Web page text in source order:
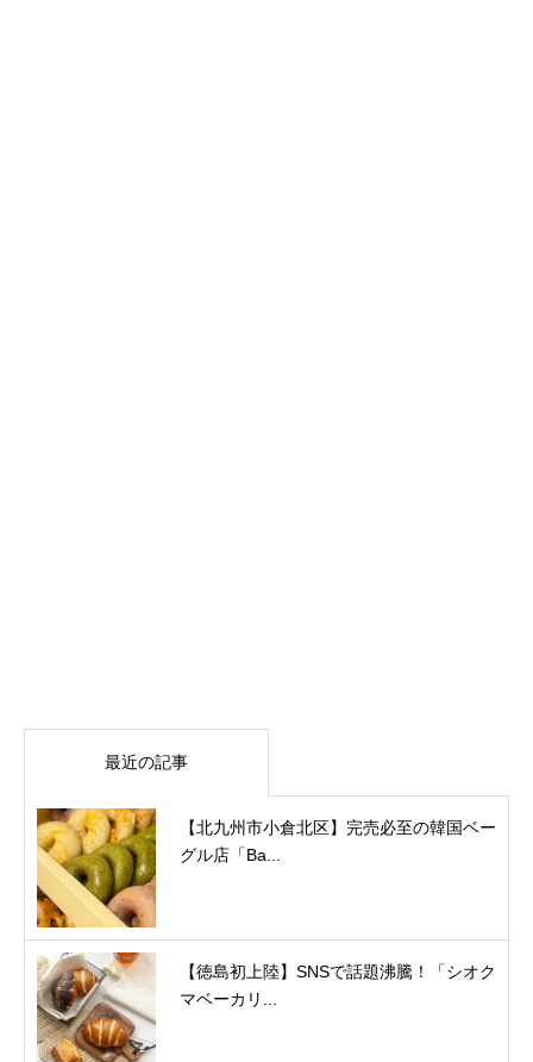
最近の記事
【北九州市小倉北区】完売必至の韓国ベー
グル店「Ba...
【徳島初上陸】SNSで話題沸騰！「シオク
マベーカリ...